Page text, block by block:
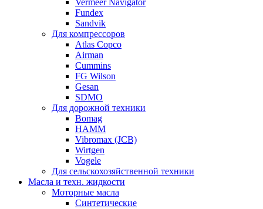
Fundex
Sandvik
Для компрессоров
Atlas Copco
Airman
Cummins
FG Wilson
Gesan
SDMO
Для дорожной техники
Bomag
HAMM
Vibromax (JCB)
Wirtgen
Vogele
Для сельскохозяйственной техники
Масла и техн. жидкости
Моторные масла
Синтетические